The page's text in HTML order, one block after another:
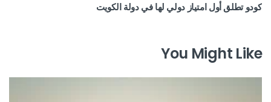
كودو تطلق أول امتياز دولي لها في دولة الكويت
You Might Like